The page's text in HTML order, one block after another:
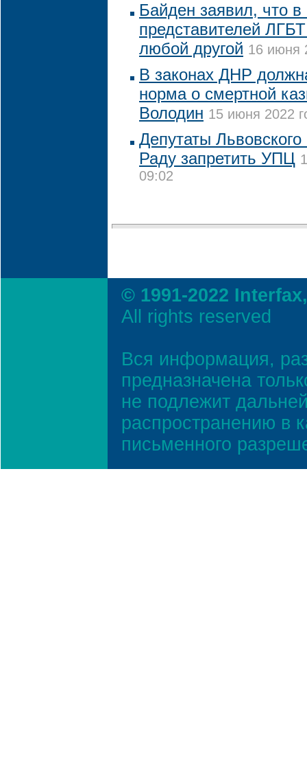
Байден заявил, что
представителей
любой другой 16 июня
В законах ДНР
норма о смертной
Володин 15 июня 2022
Депутаты
Раду запретить УПЦ
09:02
© 1991-2022
All rights reserved
Вся информация,
предназначена
не подлежит
распространению в
письменного